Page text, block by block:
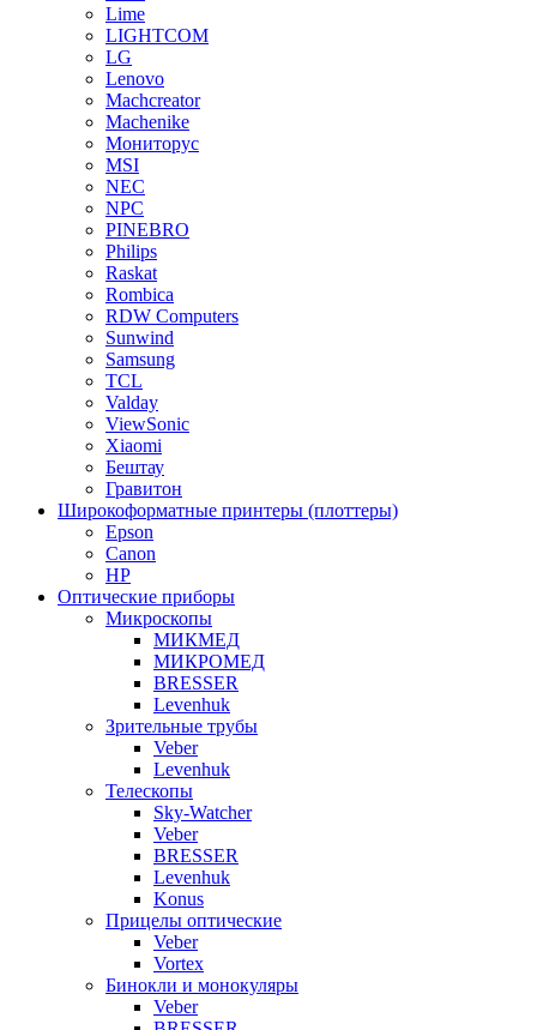
Lime
LIGHTCOM
LG
Lenovo
Machcreator
Machenike
Мониторус
MSI
NEC
NPC
PINEBRO
Philips
Raskat
Rombica
RDW Computers
Sunwind
Samsung
TCL
Valday
ViewSonic
Xiaomi
Бештау
Гравитон
Широкоформатные принтеры (плоттеры)
Epson
Canon
HP
Оптические приборы
Микроскопы
МИКМЕД
МИКРОМЕД
BRESSER
Levenhuk
Зрительные трубы
Veber
Levenhuk
Телескопы
Sky-Watcher
Veber
BRESSER
Levenhuk
Konus
Прицелы оптические
Veber
Vortex
Бинокли и монокуляры
Veber